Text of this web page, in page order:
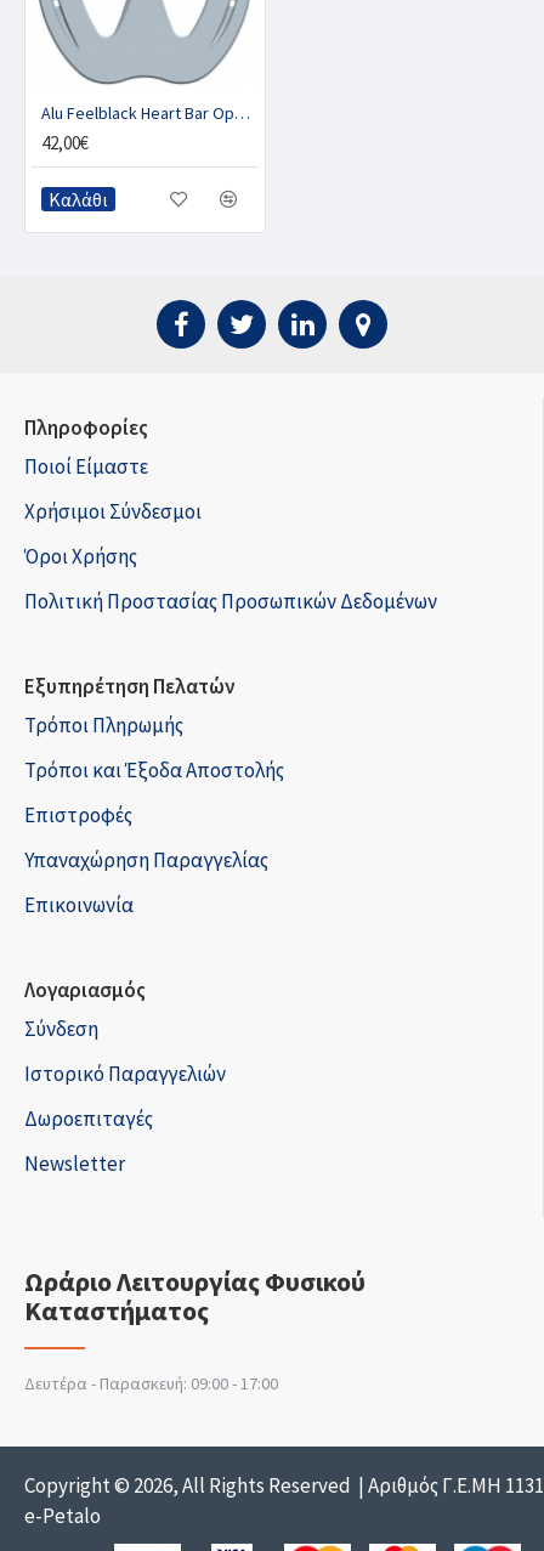
Alu Feelblack Heart Bar Open Toe - CALKB
42,00€
Καλάθι
Πληροφορίες
Ποιοί Είμαστε
Χρήσιμοι Σύνδεσμοι
Όροι Χρήσης
Πολιτική Προστασίας Προσωπικών Δεδομένων
Εξυπηρέτηση Πελατών
Τρόποι Πληρωμής
Τρόποι και Έξοδα Αποστολής
Επιστροφές
Υπαναχώρηση Παραγγελίας
Επικοινωνία
Λογαριασμός
Σύνδεση
Ιστορικό Παραγγελιών
Δωροεπιταγές
Newsletter
Ωράριο Λειτουργίας Φυσικού
Καταστήματος
Δευτέρα - Παρασκευή: 09:00 - 17:00
Copyright © 2026, All Rights Reserved | Αριθμός Γ.Ε.ΜΗ
e-Petalo